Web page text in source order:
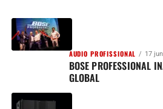
AUDIO PROFISSIONAL 17
BOSE PROFESSIONAL
GLOBAL